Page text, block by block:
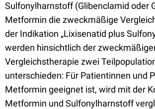
Sulfonylharnstoff (Glibenclamid oder
Metformin die zweckmäßige
der Indikation „Lixisenatid plus
werden hinsichtlich der
Vergleichstherapie zwei
unterschieden: Für Patientinnen und
Metformin geeignet ist, wird mit der
Metformin und Sulfonylharnstoff